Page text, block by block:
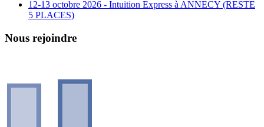
12-13 octobre 2026 - Intuition Express à ANNECY (RESTE
5 PLACES)
Nous rejoindre